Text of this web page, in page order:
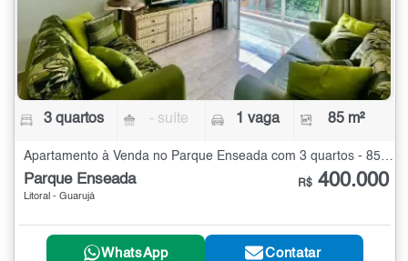
3 quartos - suíte 1 vaga 85 m²
Parque Enseada
Litoral - Guarujá
R$ 400.000
WhatsApp Contatar